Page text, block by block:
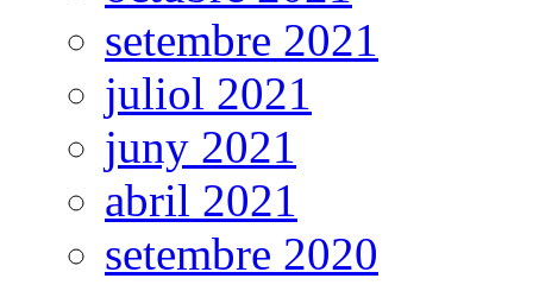
setembre 2021
juliol 2021
juny 2021
abril 2021
setembre 2020